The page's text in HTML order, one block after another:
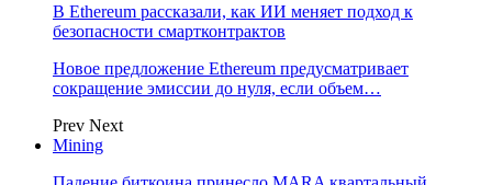
В Ethereum рассказали, как ИИ меняет подход к
безопасности смартконтрактов
Новое предложение Ethereum предусматривает
сокращение эмиссии до нуля, если объем…
Prev Next
Mining